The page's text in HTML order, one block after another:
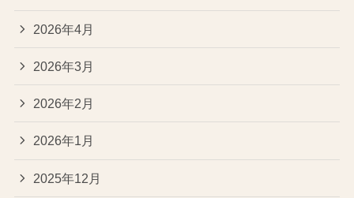
2026年4月
2026年3月
2026年2月
2026年1月
2025年12月